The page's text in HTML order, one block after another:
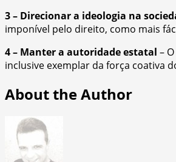
3 – Direcionar a ideologia na
imponível pelo direito, como mais
4 – Manter a autoridade estatal –
inclusive exemplar da força coativa
About the Author